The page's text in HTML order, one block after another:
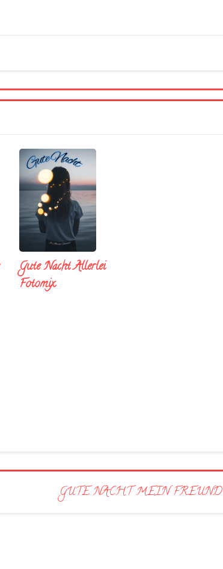
Gute Nacht Allerlei
Fotomix
GUTE NACHT MEIN FREUND